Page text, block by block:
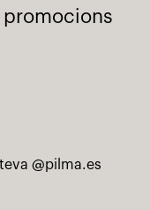
@pilma.es